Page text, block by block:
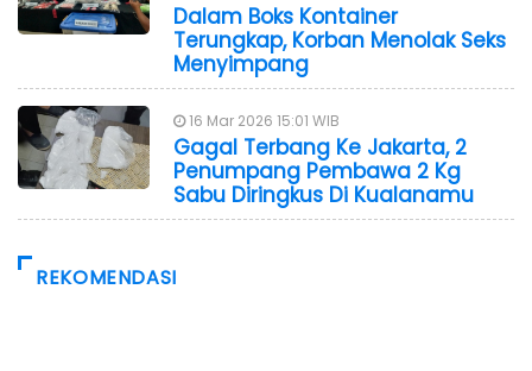
Dalam Boks Kontainer
Terungkap, Korban Menolak Seks
Menyimpang
16 Mar 2026 15:01 WIB
Gagal Terbang Ke Jakarta, 2
Penumpang Pembawa 2 Kg
Sabu Diringkus Di Kualanamu
REKOMENDASI